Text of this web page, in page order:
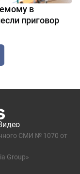
в
приговор
СМИ № 1070 от
Group»